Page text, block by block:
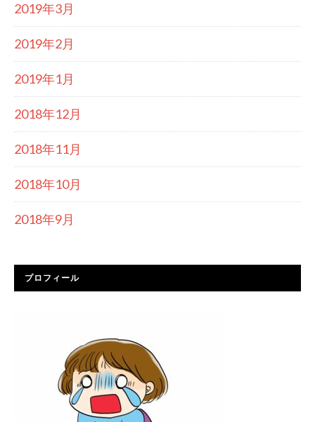
2019年3月
2019年2月
2019年1月
2018年12月
2018年11月
2018年10月
2018年9月
プロフィール